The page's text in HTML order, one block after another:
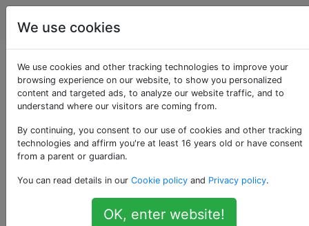
Serveradministratoren
Als «rack» getaggte
Fragen
Ein Rack ist ein Rahmen oder ein Gehäuse, in dem
Server, Netzwerkgeräte und zugehörige Geräte
Framework das Tag Ruby-Rack.
Überspringen Sie eine Rack-
We use cookies
We use cookies and other tracking technologies to improve your
browsing experience on our website, to show you personalized
content and targeted ads, to analyze our website traffic, and to
understand where our visitors are coming from.
By continuing, you consent to our use of cookies and other tracking
technologies and affirm you're at least 16 years old or have consent
from a parent or guardian.
You can read details in our Cookie policy and Privacy policy.
OK, enter website!